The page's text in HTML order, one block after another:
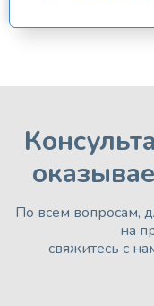
По всем вопросам,
на
свяжитесь с